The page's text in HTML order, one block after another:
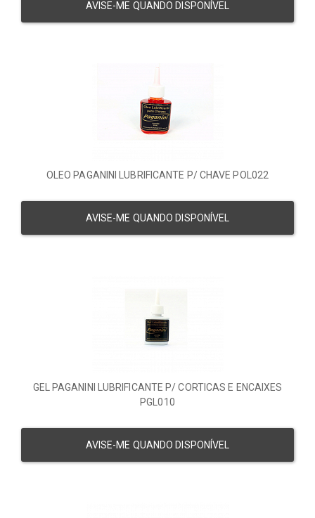
AVISE-ME QUANDO DISPONÍVEL
OLEO PAGANINI LUBRIFICANTE P/ CHAVE POL022
AVISE-ME QUANDO DISPONÍVEL
GEL PAGANINI LUBRIFICANTE P/ CORTICAS E ENCAIXES
PGL010
AVISE-ME QUANDO DISPONÍVEL